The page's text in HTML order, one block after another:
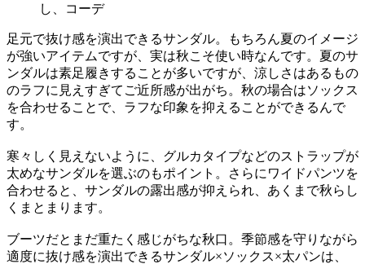
足元で抜け感を演出できるサンダル。もちろん夏のイメージ
が強いアイテムですが、実は秋こそ使い時なんです。夏のサ
ンダルは素足履きすることが多いですが、涼しさはあるもの
のラフに見えすぎてご近所感が出がち。秋の場合はソックス
を合わせることで、ラフな印象を抑えることができるんで
す。
寒々しく見えないように、グルカタイプなどのストラップが
太めなサンダルを選ぶのもポイント。さらにワイドパンツを
合わせると、サンダルの露出感が抑えられ、あくまで秋らし
くまとまります。
ブーツだとまだ重たく感じがちな秋口。季節感を守りながら
適度に抜け感を演出できるサンダル×ソックス×太パンは、